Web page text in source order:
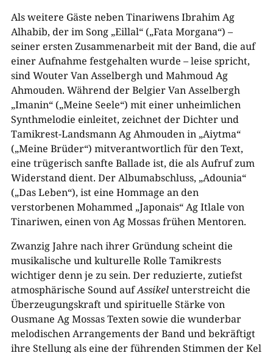
Als weitere Gäste neben Tinariwens Ibrahim Ag
Alhabib, der im Song „Eillal“ („Fata Morgana“) –
seiner ersten Zusammenarbeit mit der Band, die auf
einer Aufnahme festgehalten wurde – leise spricht,
sind Wouter Van Asselbergh und Mahmoud Ag
Ahmouden. Während der Belgier Van Asselbergh
„Imanin“ („Meine Seele“) mit einer unheimlichen
Synthmelodie einleitet, zeichnet der Dichter und
Tamikrest-Landsmann Ag Ahmouden in „Aiytma“
(„Meine Brüder“) mitverantwortlich für den Text,
eine trügerisch sanfte Ballade ist, die als Aufruf zum
Widerstand dient. Der Albumabschluss, „Adounia“
(„Das Leben“), ist eine Hommage an den
verstorbenen Mohammed „Japonais“ Ag Itlale von
Tinariwen, einen von Ag Mossas frühen Mentoren.
Zwanzig Jahre nach ihrer Gründung scheint die
musikalische und kulturelle Rolle Tamikrests
wichtiger denn je zu sein. Der reduzierte, zutiefst
atmosphärische Sound aufAssikelunterstreicht die
Überzeugungskraft und spirituelle Stärke von
Ousmane Ag Mossas Texten sowie die wunderbar
melodischen Arrangements der Band und bekräftigt
ihre Stellung als eine der führenden Stimmen der Kel